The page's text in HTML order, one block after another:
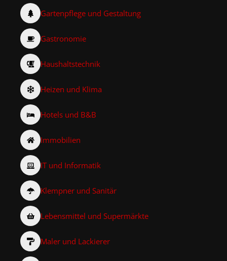
Gartenpflege und Gestaltung
Gastronomie
Haushaltstechnik
Heizen und Klima
Hotels und B&B
Immobilien
IT und Informatik
Klempner und Sanitär
Lebensmittel und Supermärkte
Maler und Lackierer